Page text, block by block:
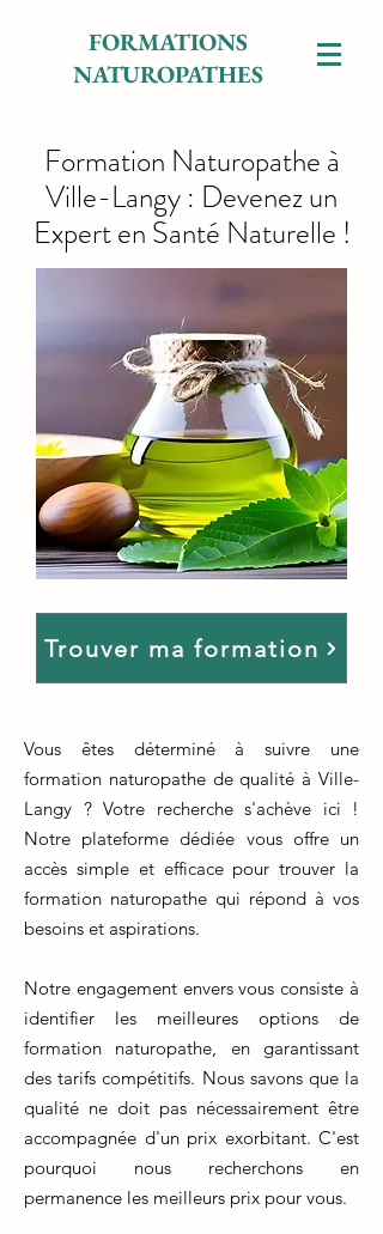
FORMATIONS
NATUROPATHES
Formation Naturopathe à
Ville-Langy : Devenez un
Expert en Santé Naturelle !
Trouver ma formation
Vous êtes déterminé à suivre une
formation naturopathe de qualité à Ville-
Langy ? Votre recherche s'achève ici !
Notre plateforme dédiée vous offre un
accès simple et efficace pour trouver la
formation naturopathe qui répond à vos
besoins et aspirations.
Notre engagement envers vous consiste à
identifier les meilleures options de
formation naturopathe, en garantissant
des tarifs compétitifs. Nous savons que la
qualité ne doit pas nécessairement être
accompagnée d'un prix exorbitant. C'est
pourquoi nous recherchons en
permanence les meilleurs prix pour vous.